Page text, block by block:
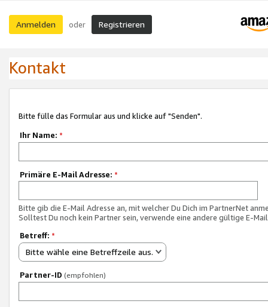
Anmelden oder Registrieren
Kontakt
Bitte fülle das Formular aus und klicke auf "Senden".
Ihr Name: *
Primäre E-Mail Adresse: *
Bitte gib die E-Mail Adresse an, mit welcher Du Dich im PartnerNet
Solltest Du noch kein Partner sein, verwende eine andere gültige E-
Betreff: *
Bitte wähle eine Betreffzeile aus.
Partner-ID (empfohlen)